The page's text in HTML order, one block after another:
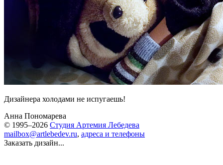
Дизайнера холодами не испугаешь!
Анна Пономарева
© 1995–2026 Студия Артемия Лебедева
mailbox@artlebedev.ru, адреса и телефоны
Заказать дизайн...